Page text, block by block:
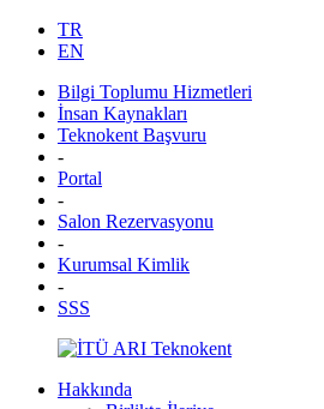
TR
EN
Bilgi Toplumu Hizmetleri
İnsan Kaynakları
Teknokent Başvuru
-
Portal
-
Salon Rezervasyonu
-
Kurumsal Kimlik
-
SSS
Hakkında